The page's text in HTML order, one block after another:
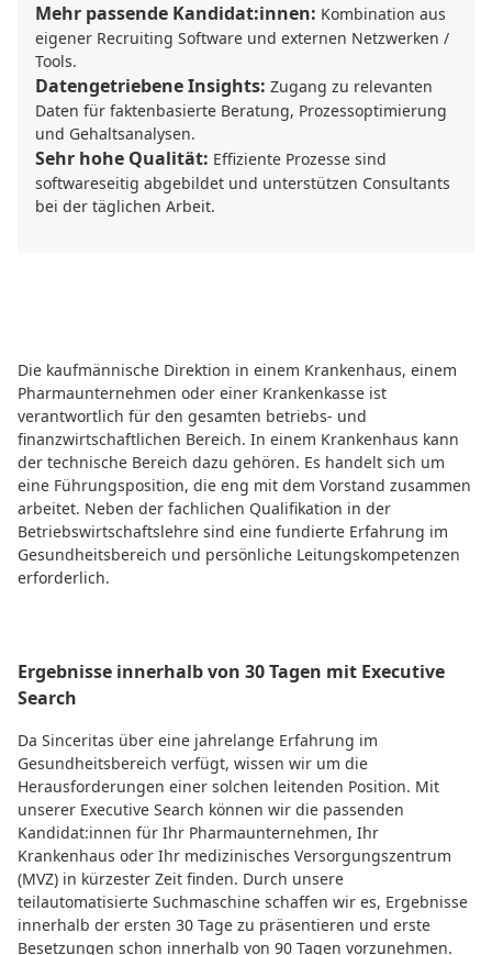
Mehr passende Kandidat:innen: Kombination aus
eigener Recruiting Software und externen Netzwerken /
Tools.
Datengetriebene Insights: Zugang zu relevanten
Daten für faktenbasierte Beratung, Prozessoptimierung
und Gehaltsanalysen.
Sehr hohe Qualität: Effiziente Prozesse sind
softwareseitig abgebildet und unterstützen Consultants
bei der täglichen Arbeit.
Die kaufmännische Direktion in einem Krankenhaus, einem
Pharmaunternehmen oder einer Krankenkasse ist
verantwortlich für den gesamten betriebs- und
finanzwirtschaftlichen Bereich. In einem Krankenhaus kann
der technische Bereich dazu gehören. Es handelt sich um
eine Führungsposition, die eng mit dem Vorstand zusammen
arbeitet. Neben der fachlichen Qualifikation in der
Betriebswirtschaftslehre sind eine fundierte Erfahrung im
Gesundheitsbereich und persönliche Leitungskompetenzen
erforderlich.
Ergebnisse innerhalb von 30 Tagen mit Executive
Search
Da Sinceritas über eine jahrelange Erfahrung im
Gesundheitsbereich verfügt, wissen wir um die
Herausforderungen einer solchen leitenden Position. Mit
unserer Executive Search können wir die passenden
Kandidat:innen für Ihr Pharmaunternehmen, Ihr
Krankenhaus oder Ihr medizinisches Versorgungszentrum
(MVZ) in kürzester Zeit finden. Durch unsere
teilautomatisierte Suchmaschine schaffen wir es, Ergebnisse
innerhalb der ersten 30 Tage zu präsentieren und erste
Besetzungen schon innerhalb von 90 Tagen vorzunehmen.